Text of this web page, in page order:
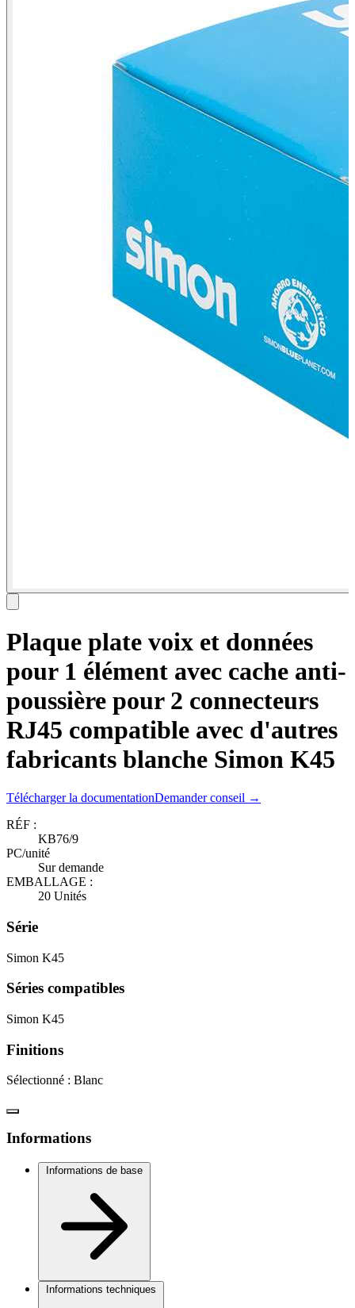
Plaque plate voix et données
pour 1 élément avec cache anti-
poussière pour 2 connecteurs
RJ45 compatible avec d'autres
fabricants blanche Simon K45
Télécharger la documentationDemander conseil →
RÉF :
KB76/9
PC/unité
Sur demande
EMBALLAGE :
20 Unités
Série
Simon K45
Séries compatibles
Simon K45
Finitions
Sélectionné : Blanc
Informations